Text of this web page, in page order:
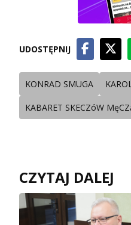
UDOSTĘPNIJ
KONRAD SMUGA
KABARET SKECZóW
CZYTAJ DALEJ